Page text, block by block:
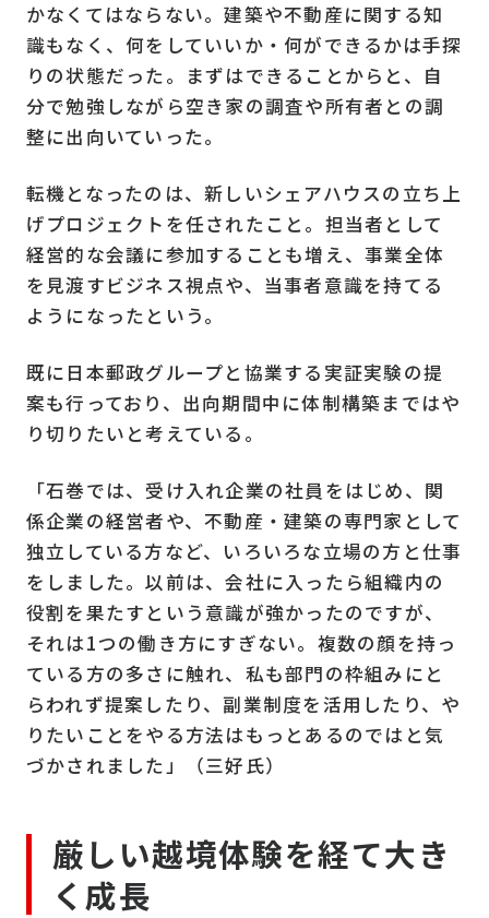
かなくてはならない。建築や不動産に関する知
識もなく、何をしていいか・何ができるかは手探
りの状態だった。まずはできることからと、自
分で勉強しながら空き家の調査や所有者との調
整に出向いていった。
転機となったのは、新しいシェアハウスの立ち上
げプロジェクトを任されたこと。担当者として
経営的な会議に参加することも増え、事業全体
を見渡すビジネス視点や、当事者意識を持てる
ようになったという。
既に日本郵政グループと協業する実証実験の提
案も行っており、出向期間中に体制構築まではや
り切りたいと考えている。
「石巻では、受け入れ企業の社員をはじめ、関
係企業の経営者や、不動産・建築の専門家として
独立している方など、いろいろな立場の方と仕事
をしました。以前は、会社に入ったら組織内の
役割を果たすという意識が強かったのですが、
それは1つの働き方にすぎない。複数の顔を持っ
ている方の多さに触れ、私も部門の枠組みにと
らわれず提案したり、副業制度を活用したり、や
りたいことをやる方法はもっとあるのではと気
づかされました」（三好氏）
厳しい越境体験を経て大き
く成長